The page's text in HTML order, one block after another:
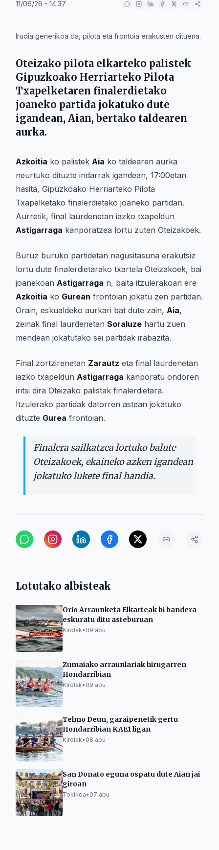
11/06/26 - 14:37
Irudia generikoa da, pilota eta frontoia erakusten dituena.
Oteizako pilota elkarteko palistek
Gipuzkoako Herriarteko Pilota
Txapelketaren finalerdietako
joaneko partida jokatuko dute
igandean, Aian, bertako taldearen
aurka.
Azkoitia ko palistek Aia ko taldearen aurka
neurtuko dituzte indarrak igandean, 17:00etan
hasita, Gipuzkoako Herriarteko Pilota
Txapelketako finalerdietako joaneko partidan.
Aurretik, final laurdenetan iazko txapeldun
Astigarraga kanporatzea lortu zuten Oteizakoek.
Buruz buruko partidetan nagusitasuna erakutsiz
lortu dute finalerdietarako txartela Oteizakoek, bai
joanekoan Astigarraga n, baita itzulerakoan ere
Azkoitia ko Gurean frontoian jokatu zen partidan.
Orain, eskualdeko aurkari bat dute zain, Aia,
zeinak final laurdenetan Soraluze hartu zuen
mendean jokatutako sei partidak irabazita.
Final zortzirenetan Zarautz eta final laurdenetan
iazko txapeldun Astigarraga kanporatu ondoren
iritsi dira Oteizako palistak finalerdietara.
Itzulerako partidak datorren astean jokatuko
dituzte Gurea frontoian.
Finalera sailkatzea lortuko balute
Oteizakoek, ekaineko azken igandean
jokatuko lukete final handia.
Lotutako albisteak
Orio Arraunketa Elkarteak bi bandera
eskuratu ditu asteburuan
Kirolak• 09 abu
Zumaiako arraunlariak hirugarren
Hondarribian
Kirolak• 09 abu
Telmo Deun, garaipenetik gertu
Hondarribian KAE1 ligan
Kirolak• 08 abu
San Donato eguna ospatu dute Aian jai
giroan
Tokikoa• 07 abu